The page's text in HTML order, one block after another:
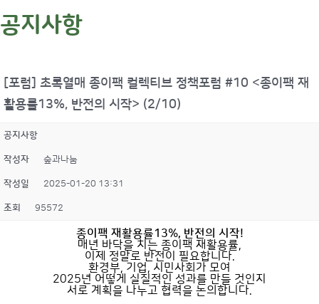
공지사항
[포럼] 초록열매 종이팩 컬렉티브 정책포럼 #10 <종이팩 재
활용률13%, 반전의 시작> (2/10)
공지사항
작성자 숲과나눔
작성일 2025-01-20 13:31
조회 95572
종이팩 재활용률13%, 반전의 시작!
매년 바닥을 치는 종이팩 재활용률,
이제 정말로 반전이 필요합니다.
환경부, 기업, 시민사회가 모여
2025년 어떻게 실질적인 성과를 만들 것인지
서로 계획을 나누고 협력을 논의합니다.